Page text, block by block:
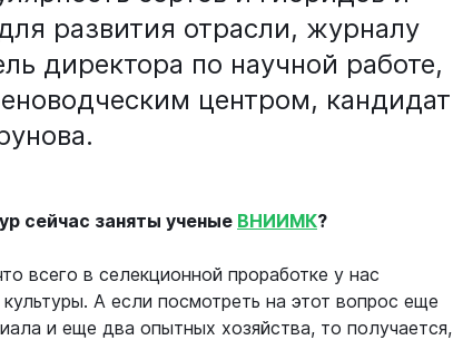
развития отрасли, журналу
директора по научной работе,
центром, кандидат
сейчас заняты ученые ВНИИМК?
всего в селекционной проработке у нас
А если посмотреть на этот вопрос еще
и еще два опытных хозяйства, то получается,